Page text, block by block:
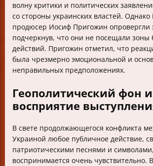
волну критики и политических
со стороны украинских властей.
продюсер Иосиф Пригожин опровергли
подчеркнув, что они не посещали зоны
действий. Пригожин отметил, что
была чрезмерно эмоциональной и
неправильных предположениях.
Геополитический фон и
восприятие
В свете продолжающегося конфликта
Украиной любое публичное действие,
патриотическими песнями и символами,
воспринимается очень чувствительно.